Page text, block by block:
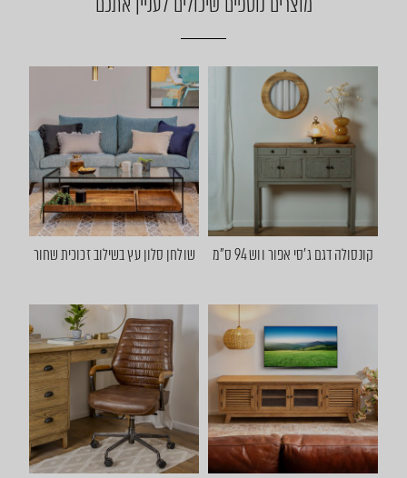
קונסולה דגם ג'סי אפור ווש 94 ס"מ שולחן סלון עץ בשילוב זכוכית שחור